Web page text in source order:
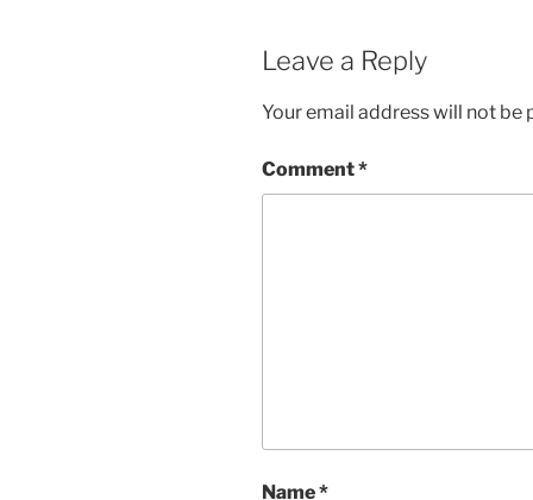
Leave a Reply
Your email address will not be
Comment*
Name*